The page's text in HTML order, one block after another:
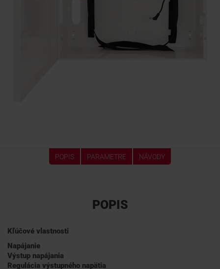
POPIS PARAMETRE NÁVODY
POPIS
Kľúčové vlastnosti
Napájanie
Výstup napájania
Regulácia výstupného napätia